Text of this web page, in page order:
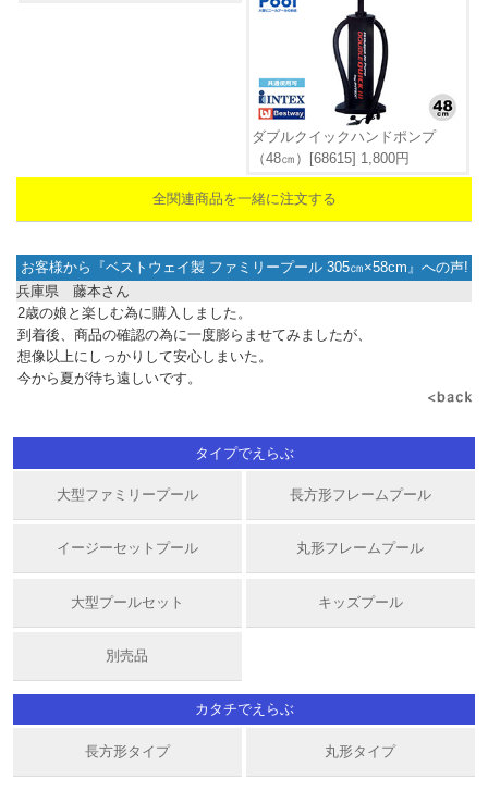
ダブルクイックハンドポンプ
（48㎝）[68615] 1,800円
全関連商品を一緒に注文する
お客様から『ベストウェイ製 ファミリープール 305㎝×58cm』への声!
兵庫県 藤本さん
2歳の娘と楽しむ為に購入しました。
到着後、商品の確認の為に一度膨らませてみましたが、
想像以上にしっかりして安心しまいた。
今から夏が待ち遠しいです。
タイプでえらぶ
大型ファミリープール 長方形フレームプール
イージーセットプール 丸形フレームプール
大型プールセット キッズプール
別売品
カタチでえらぶ
長方形タイプ 丸形タイプ